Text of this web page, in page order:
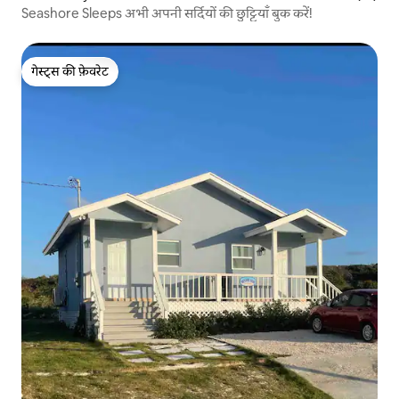
Seashore Sleeps अभी अपनी सर्दियों की छुट्टियाँ बुक करें!
गेस्ट्स की फ़ेवरेट
गेस्ट्स की फ़ेवरेट